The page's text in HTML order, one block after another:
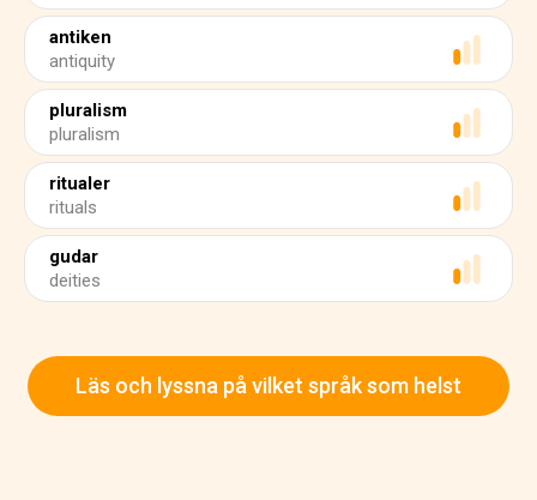
antiken
antiquity
pluralism
pluralism
ritualer
rituals
gudar
deities
Läs och lyssna på vilket språk som helst